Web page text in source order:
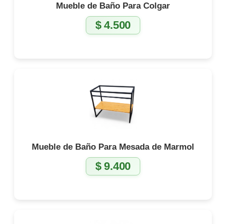
Mueble de Baño Para Colgar
$4.500
Mueble de Baño Para Mesada de Marmol
$9.400